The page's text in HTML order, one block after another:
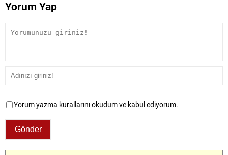
Yorum Yap
Yorum yazma kurallarını okudum ve kabul ediyorum.